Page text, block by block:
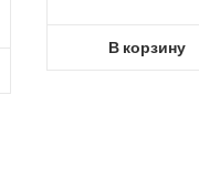
В корзину